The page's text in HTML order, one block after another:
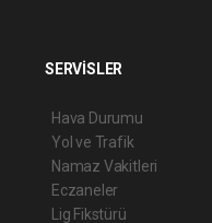
SERVİSLER
Hava Durumu
Yol ve Trafik
Namaz Vakitleri
Eczaneler
Lig Fikstürü